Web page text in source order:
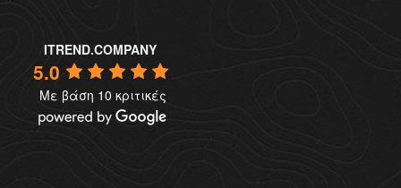
ITREND.COMPANY
5.0
Με βάση 10 κριτικές